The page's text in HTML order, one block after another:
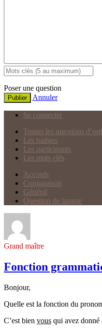
Poser une question
Publier Annuler
Se connecter
Toutes les questions
Les badges
Les participants
Les mots clés
Accords
Conjugaison
Général
Question de langue
Grand maître
Fonction
Bonjour,
Quelle est la fonction du
C’est bien vous qui avez donné